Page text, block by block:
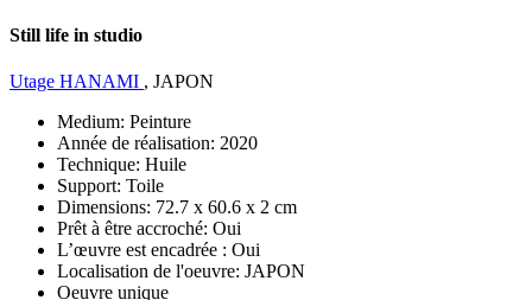
Still life in studio
Utage HANAMI , JAPON
Medium: Peinture
Année de réalisation: 2020
Technique: Huile
Support: Toile
Dimensions: 72.7 x 60.6 x 2 cm
Prêt à être accroché: Oui
L’œuvre est encadrée : Oui
Localisation de l'oeuvre: JAPON
Oeuvre unique